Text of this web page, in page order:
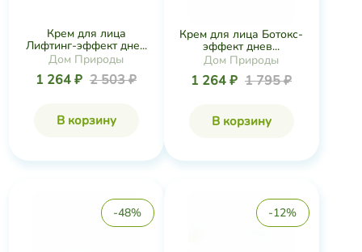
Крем для лица
Лифтинг-эффект дне...
Дом Природы
1 264 ₽ 2 503 ₽
В корзину
Крем для лица Ботокс-
эффект днев...
Дом Природы
1 264 ₽ 1 795 ₽
В корзину
-48% -12%